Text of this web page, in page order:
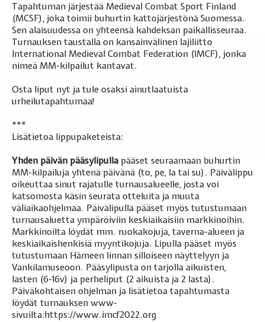
Tapahtuman järjestää Medieval Combat Sport Finland
(MCSF), joka toimii buhurtin kattojärjestönä Suomessa.
Sen alaisuudessa on yhteensä kahdeksan paikallisseuraa.
Turnauksen taustalla on kansainvälinen lajiliitto
International Medieval Combat Federation (IMCF), jonka
nimeä MM-kilpailut kantavat.
Osta liput nyt ja tule osaksi ainutlaatuista
urheilutapahtumaa!
***
Lisätietoa lippupaketeista:
Yhden päivän pääsylipulla pääset seuraamaan buhurtin
MM-kilpailuja yhtenä päivänä (to, pe, la tai su). Päivälippu
oikeuttaa sinut rajatulle turnausalueelle, josta voi
katsomosta käsin seurata otteluita ja muuta
väliaikaohjelmaa. Päivälipulla pääset myös tutustumaan
turnausaluetta ympäröiviin keskiaikaisiin markkinoihin.
Markkinoilta löydät mm. ruokakojuja, taverna-alueen ja
keskiaikaishenkisiä myyntikojuja. Lipulla pääset myös
tutustumaan Hämeen linnan silloiseen näyttelyyn ja
Vankilamuseoon. Pääsylipusta on tarjolla aikuisten,
lasten (6-16v) ja perheliput (2 aikuista ja 2 lasta).
Päiväkohtaisen ohjelman ja lisätietoa tapahtumasta
löydät turnauksen www-
sivuilta:https://www.imcf2022.org